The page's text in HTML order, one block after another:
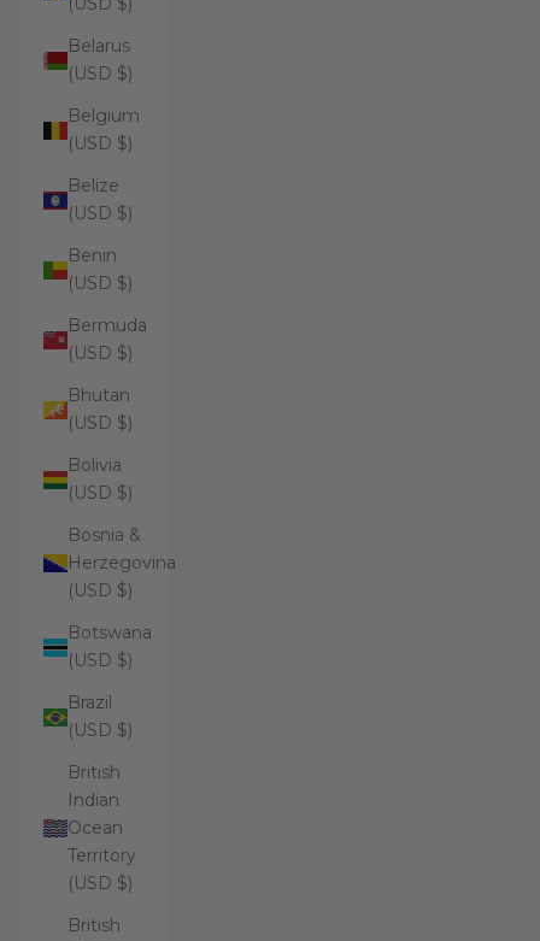
Belarus
(USD $)
Belgium
(USD $)
Belize
(USD $)
Benin
(USD $)
Bermuda
(USD $)
Bhutan
(USD $)
Bolivia
(USD $)
Bosnia &
Herzegovina
(USD $)
Botswana
(USD $)
Brazil
(USD $)
British
Indian
Ocean
Territory
(USD $)
British